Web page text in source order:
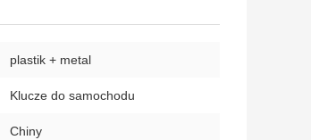
plastik + metal
Klucze do samochodu
Chiny